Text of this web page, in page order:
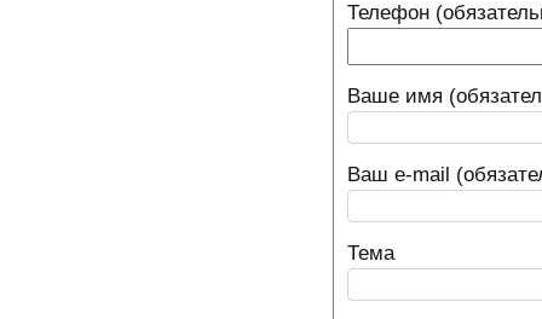
Телефон
Ваше имя
Ваш e-mail
Тема